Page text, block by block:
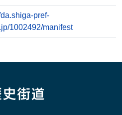
pref-
1002492/manifest